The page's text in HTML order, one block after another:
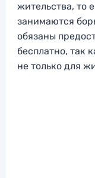
жительства, то
занимаются
обязаны
бесплатно, так
не только для